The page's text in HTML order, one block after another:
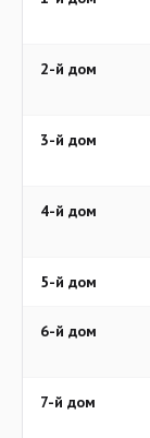
2-й дом
3-й дом
4-й дом
5-й дом
6-й дом
7-й дом